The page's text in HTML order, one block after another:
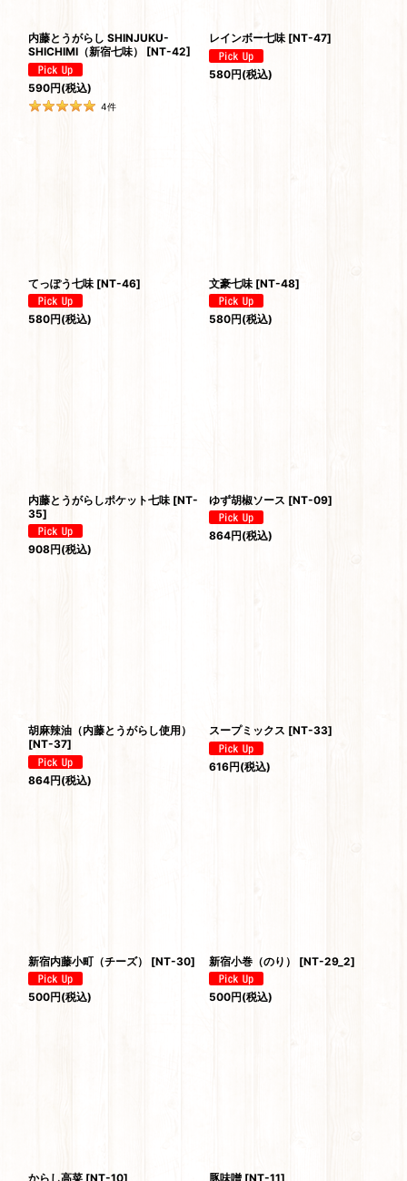
内藤とうがらし SHINJUKU-
SHICHIMI（新宿七味）
[NT-42]
590円(税込)
4件
レインボー七味 [NT-47]
580円(税込)
てっぽう七味 [NT-46]
580円(税込)
文豪七味 [NT-48]
580円(税込)
内藤とうがらしポケット七味 [NT-
35]
908円(税込)
ゆず胡椒ソース [NT-09]
864円(税込)
胡麻辣油（内藤とうがらし使用）
[NT-37]
864円(税込)
スープミックス [NT-33]
616円(税込)
新宿内藤小町（チーズ） [NT-30]
500円(税込)
新宿小巻（のり） [NT-29_2]
500円(税込)
からし高菜 [NT-10] 豚味噌 [NT-11]